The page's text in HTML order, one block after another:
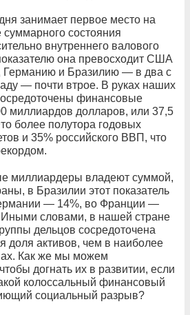
занимает первое место на
суммарного состояния
внутреннего валового
она превосходит США
и Бразилию — в два с
— почти втрое. В руках наших
финансовые
миллиардов долларов, или 37,5
более полутора годовых
и 35% российского ВВП, что
миллиардеры владеют суммой,
в Бразилии этот показатель
— 14%, во Франции —
словами, в нашей стране
дельцов сосредоточена
доля активов, чем в наиболее
Как же мы можем
догнать их в развитии, если
колоссальный финансовый
социальный разрыв?